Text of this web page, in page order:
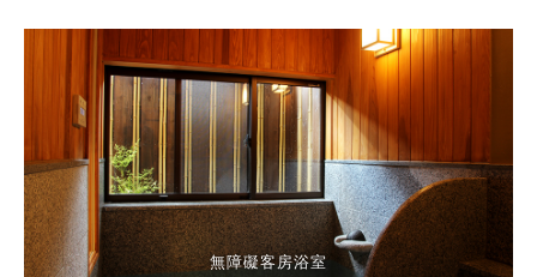
無障礙客房浴室